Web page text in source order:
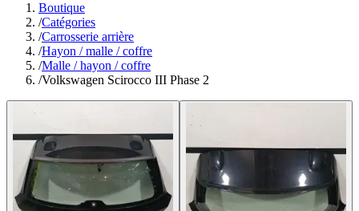
Boutique
/Catégories
/Carrosserie arrière
/Hayon / malle / coffre
/Malle / hayon / coffre
/Volkswagen Scirocco III Phase 2